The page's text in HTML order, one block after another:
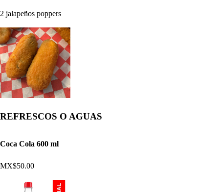
2 jalapeños poppers
REFRESCOS O AGUAS
Coca Cola 600 ml
MX$50.00